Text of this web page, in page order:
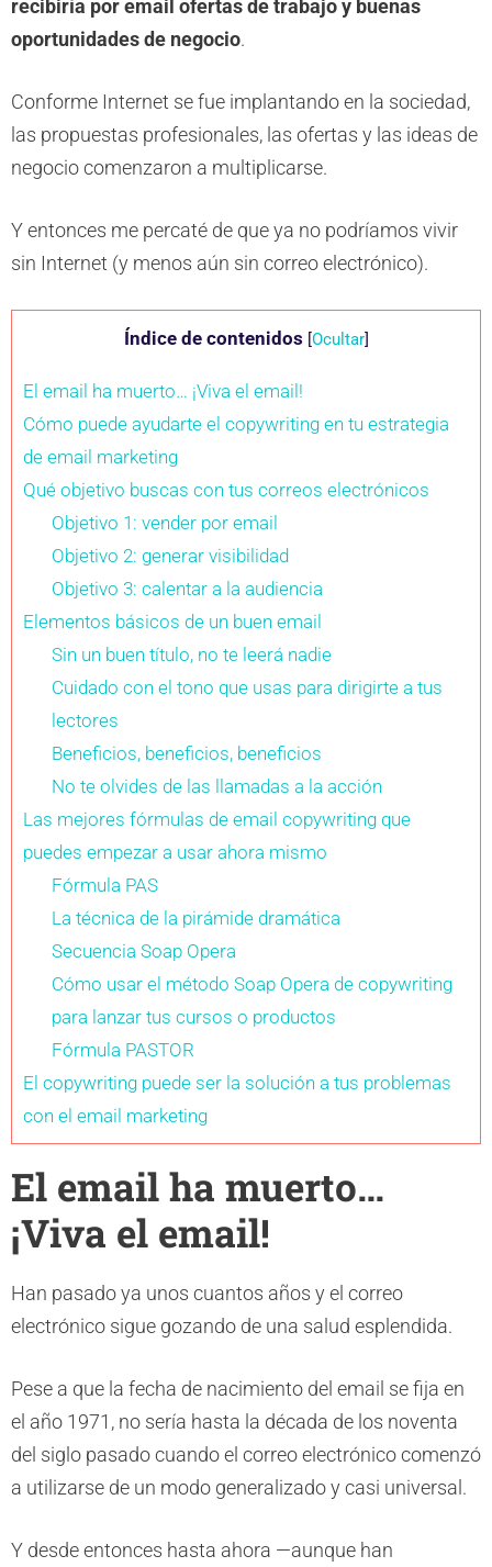
recibiría por email ofertas de trabajo y buenas
oportunidades de negocio.
Conforme Internet se fue implantando en la sociedad,
las propuestas profesionales, las ofertas y las ideas de
negocio comenzaron a multiplicarse.
Y entonces me percaté de que ya no podríamos vivir
sin Internet (y menos aún sin correo electrónico).
Índice de contenidos [Ocultar]
El email ha muerto… ¡Viva el email!
Cómo puede ayudarte el copywriting en tu estrategia
de email marketing
Qué objetivo buscas con tus correos electrónicos
Objetivo 1: vender por email
Objetivo 2: generar visibilidad
Objetivo 3: calentar a la audiencia
Elementos básicos de un buen email
Sin un buen título, no te leerá nadie
Cuidado con el tono que usas para dirigirte a tus
lectores
Beneficios, beneficios, beneficios
No te olvides de las llamadas a la acción
Las mejores fórmulas de email copywriting que
puedes empezar a usar ahora mismo
Fórmula PAS
La técnica de la pirámide dramática
Secuencia Soap Opera
Cómo usar el método Soap Opera de copywriting
para lanzar tus cursos o productos
Fórmula PASTOR
El copywriting puede ser la solución a tus problemas
con el email marketing
El email ha muerto…
¡Viva el email!
Han pasado ya unos cuantos años y el correo
electrónico sigue gozando de una salud esplendida.
Pese a que la fecha de nacimiento del email se fija en
el año 1971, no sería hasta la década de los noventa
del siglo pasado cuando el correo electrónico comenzó
a utilizarse de un modo generalizado y casi universal.
Y desde entonces hasta ahora —aunque han